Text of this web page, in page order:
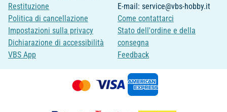
Restituzione
Politica di cancellazione
Impostazioni sulla privacy
Dichiarazione di accessibilità
VBS App
E-mail: service@vbs-hobby.it
Come contattarci
Stato dell'ordine e della
consegna
Feedback